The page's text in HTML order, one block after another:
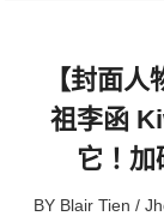
【封面
祖李函
它！加
BY Blair Tien /